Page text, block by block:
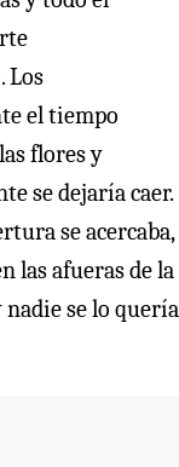
Los
el tiempo
flores y
se dejaría caer.
se acercaba,
las afueras de la
se lo quería